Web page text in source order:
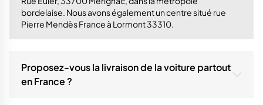
bordelaise. Nous avons également un centre situé rue
Pierre Mendès France à Lormont 33310.
Proposez-vous la livraison de la voiture partout
en France ?